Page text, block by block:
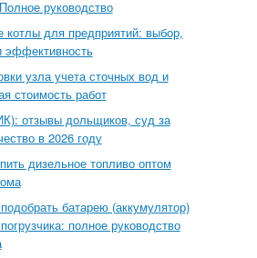
руководство
для предприятий: выбор,
эффективность
узла учета сточных вод и
стоимость работ
отзывы дольщиков, суд за
в 2026 году
дизельное топливо оптом
батарею (аккумулятор)
полное руководство